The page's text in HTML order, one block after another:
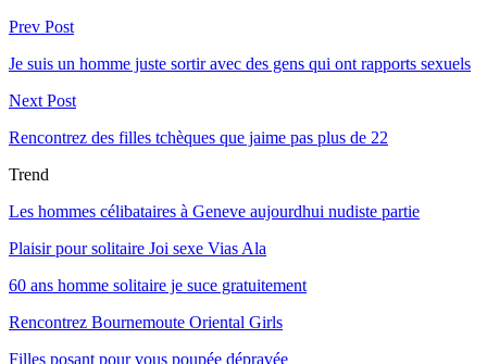
Prev Post
Je suis un homme juste sortir avec des gens qui ont rapports sexuels
Next Post
Rencontrez des filles tchèques que jaime pas plus de 22
Trend
Les hommes célibataires à Geneve aujourdhui nudiste partie
Plaisir pour solitaire Joi sexe Vias Ala
60 ans homme solitaire je suce gratuitement
Rencontrez Bournemoute Oriental Girls
Filles posant pour vous poupée dépravée